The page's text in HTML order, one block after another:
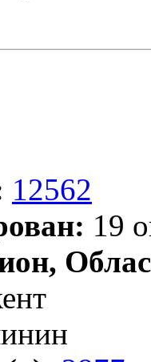
12562
19